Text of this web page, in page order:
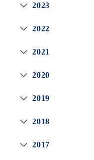
2023
2022
2021
2020
2019
2018
2017